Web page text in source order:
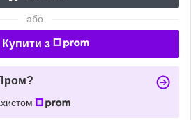
або
Купити з